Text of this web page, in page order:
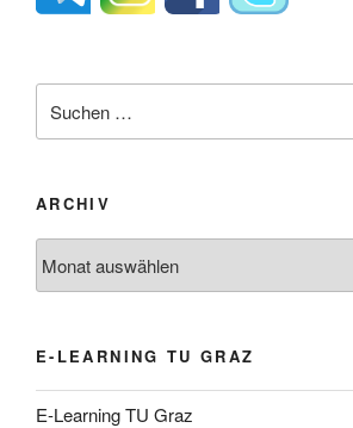
nach:
ARCHIV
E-LEARNING TU GRAZ
E-Learning TU Graz